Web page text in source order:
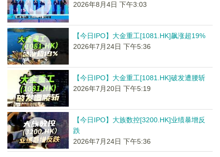
2026年8月4日 下午3:03
【今日IPO】大金重工[1081.HK]飙涨超19%
2026年7月24日 下午5:36
【今日IPO】大金重工[1081.HK]破发遭腰斩
2026年7月20日 下午5:19
【今日IPO】大族数控[3200.HK]业绩暴增反
跌
2026年7月24日 下午5:36